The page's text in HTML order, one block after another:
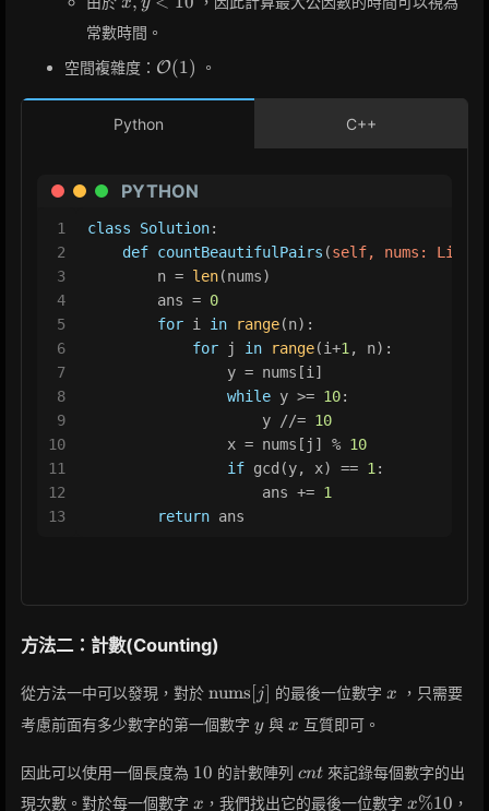
y
<
10
常數時間。
空間複雜度： \mathcal{O}
O(1) 。
Python C++
PYTHON
1
2
3
4
5
6
7
8
9
10
11
12
13
class Solution:
def countBeautifulPairs (self, nums: List
        n =
len(nums)
        ans =
0
for i in range(n):
for j in range(i+1, n):
                y = nums[i]
while y >= 10:
                    y //=
10
                x = nums[j] %
10
if gcd(y, x) == 1:
                    ans +=
1
return ans
方法二：計數(Counting)
從方法一中可以發現，對於 \text{nums}
nums j 的最後一位數字 x
x ，只需要
考慮前面有多少數字的第一個數字 y
y與 x
x 互質即可。
因此可以使用一個長度為 10
10 的計數陣列 cnt
cnt 來記錄每個數字的出
現次數。對於每一個數字 x
x ，我們找出它的最後一位數字 x
x%10 ，